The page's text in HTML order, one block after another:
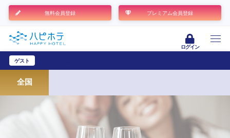
無料会員登録 プレミアム会員登録
ログイン
ゲスト
全国